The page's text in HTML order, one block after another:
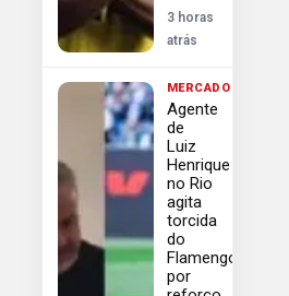
3 horas
atrás
MERCADO
Agente
de
Luiz
Henrique
no Rio
agita
torcida
do
Flamengo
por